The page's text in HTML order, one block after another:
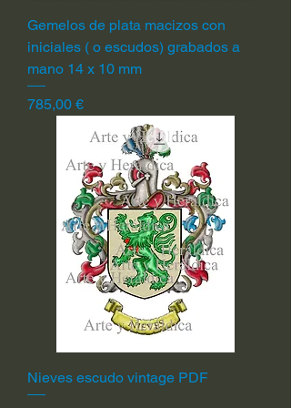
Gemelos de plata macizos con
iniciales ( o escudos) grabados a
mano 14 x 10 mm
Precio
785,00 €
Nieves escudo vintage PDF